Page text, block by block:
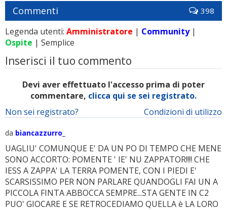
Commenti 398
Legenda utenti: Amministratore | Community|
Ospite | Semplice
Inserisci il tuo commento
Devi aver effettuato l'accesso prima di poter
commentare, clicca qui se sei registrato.
Condizioni di utilizzo
Non sei registrato?
da biancazzurro_
UAGLIU' COMUNQUE E' DA UN PO DI TEMPO CHE MENE
SONO ACCORTO: POMENTE ' IE' NU ZAPPATOR!!!! CHE
IESS A ZAPPA' LA TERRA POMENTE, CON I PIEDI E'
SCARSISSIMO PER NON PARLARE QUANDOGLI FAI UN A
PICCOLA FINTA ABBOCCA SEMPRE...STA GENTE IN C2
PUO' GIOCARE E SE RETROCEDIAMO QUELLA è LA LORO